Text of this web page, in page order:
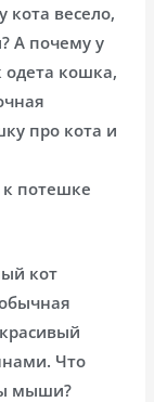
весело,
А почему у
одета кошка,
про кота и
потешке
кот
Что
мыши?